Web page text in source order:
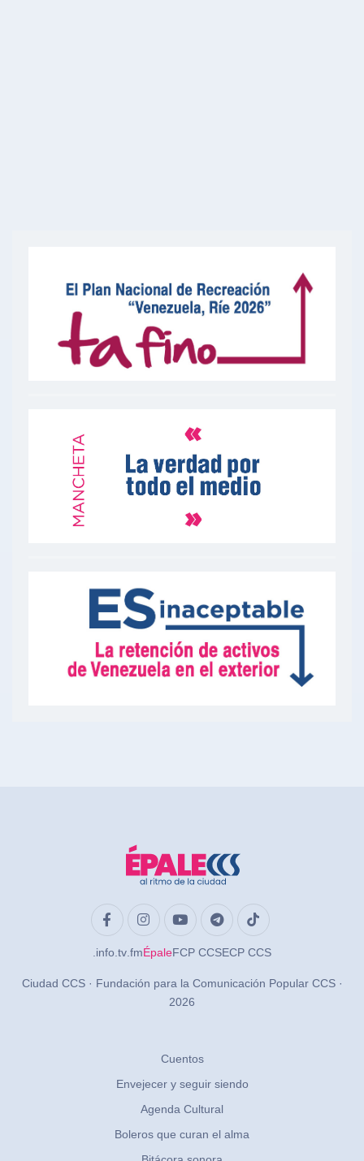
.info .tv .fmÉpaleFCP CCSECP CCS
Ciudad CCS · Fundación para la Comunicación Popular CCS ·
2026
Cuentos
Envejecer y seguir siendo
Agenda Cultural
Boleros que curan el alma